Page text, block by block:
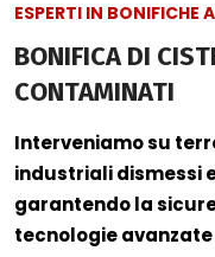
ESPERTI IN BONIFICHE
BONIFICA DI
CONTAMINATI
Interveniamo su
industriali dismessi
garantendo la
tecnologie